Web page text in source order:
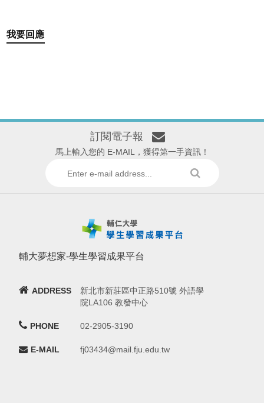
我要回應
訂閱電子報
馬上輸入您的 E-MAIL，獲得第一手資訊！
輔大夢想家-學生學習成果平台
ADDRESS
新北市新莊區中正路510號 外語學
院LA106 教發中心
PHONE 02-2905-3190
E-MAIL fj03434@mail.fju.edu.tw